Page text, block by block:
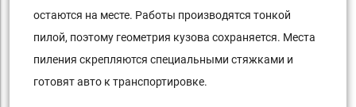
остаются на месте. Работы производятся тонкой
пилой, поэтому геометрия кузова сохраняется. Места
пиления скрепляются специальными стяжками и
готовят авто к транспортировке.